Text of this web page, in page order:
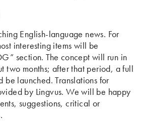
English-language news. For
interesting items will be
section. The concept will run in
two months; after that period, a full
be launched. Translations for
by Lingvus. We will be happy
suggestions, critical or